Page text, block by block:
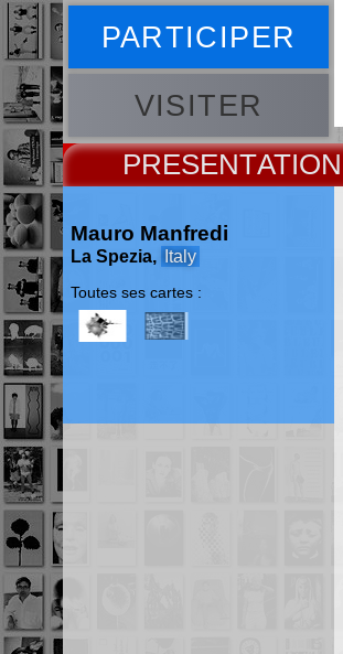
PARTICIPER
VISITER
PRESENT
Mauro Manfredi
La Spezia, Italy
Toutes ses cartes :